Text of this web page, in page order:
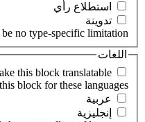
‏استطلاع رأي ‏
‏تدوينة ‏
no type-specific limitation.
اللغات
‏عربية ‏
‏إنجليزية ‏